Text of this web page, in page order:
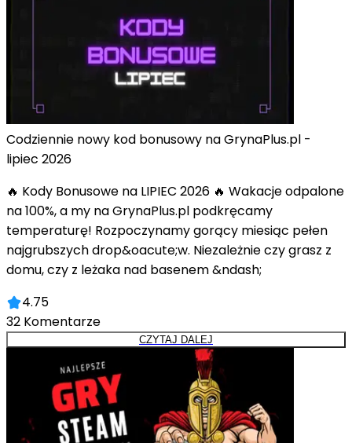
Codziennie nowy kod bonusowy na GrynaPlus.pl -
lipiec 2026
🔥 Kody Bonusowe na LIPIEC 2026 🔥 Wakacje odpalone
na 100%, a my na GrynaPlus.pl podkręcamy
temperaturę! Rozpoczynamy gorący miesiąc pełen
najgrubszych drop&oacute;w. Niezależnie czy grasz z
domu, czy z leżaka nad basenem &ndash;
4.75
32 Komentarze
CZYTAJ DALEJ